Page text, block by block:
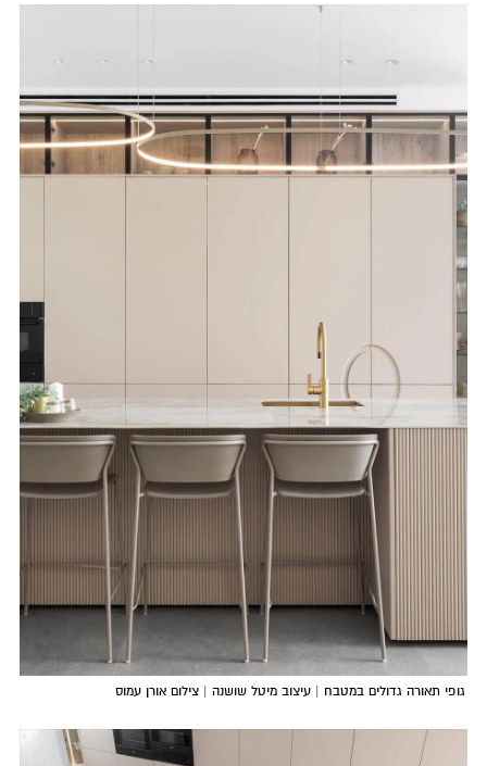
גופי תאורה גדולים במטבח | עיצוב מיטל שושנה | צילום אורן עמוס